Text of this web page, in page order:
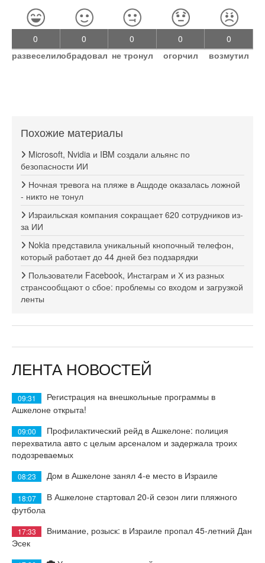
0
развеселил
0
обрадовал
0
не тронул
0
огорчил
0
возмутил
Похожие материалы
Microsoft, Nvidia и IBM создали альянс по
безопасности ИИ
Ночная тревога на пляже в Ашдоде оказалась ложной
- никто не тонул
Израильская компания сокращает 620 сотрудников из-
за ИИ
Nokia представила уникальный кнопочный телефон,
который работает до 44 дней без подзарядки
Пользователи Facebook, Инстаграм и Х из разных
странсообщают о сбое: проблемы со входом и загрузкой
ленты
ЛЕНТА НОВОСТЕЙ
09:31
Регистрация на внешкольные программы в
Ашкелоне открыта!
09:00
Профилактический рейд в Ашкелоне: полиция
перехватила авто с целым арсеналом и задержала троих
подозреваемых
08:23 Дом в Ашкелоне занял 4-е место в Израиле
18:07
В Ашкелоне стартовал 20-й сезон лиги пляжного
футбола
17:33
Внимание, розыск: в Израиле пропал 45-летний Дан
Эсек